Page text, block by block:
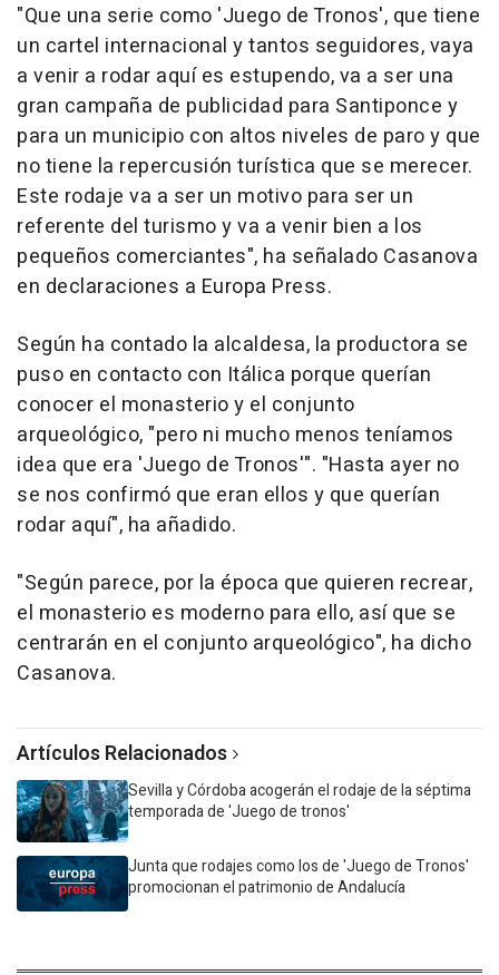
"Que una serie como 'Juego de Tronos', que tiene
un cartel internacional y tantos seguidores, vaya
a venir a rodar aquí es estupendo, va a ser una
gran campaña de publicidad para Santiponce y
para un municipio con altos niveles de paro y que
no tiene la repercusión turística que se merecer.
Este rodaje va a ser un motivo para ser un
referente del turismo y va a venir bien a los
pequeños comerciantes", ha señalado Casanova
en declaraciones a Europa Press.
Según ha contado la alcaldesa, la productora se
puso en contacto con Itálica porque querían
conocer el monasterio y el conjunto
arqueológico, "pero ni mucho menos teníamos
idea que era 'Juego de Tronos'". "Hasta ayer no
se nos confirmó que eran ellos y que querían
rodar aquí", ha añadido.
"Según parece, por la época que quieren recrear,
el monasterio es moderno para ello, así que se
centrarán en el conjunto arqueológico", ha dicho
Casanova.
Artículos Relacionados
Sevilla y Córdoba acogerán el rodaje de la séptima
temporada de 'Juego de tronos'
Junta que rodajes como los de 'Juego de Tronos'
promocionan el patrimonio de Andalucía